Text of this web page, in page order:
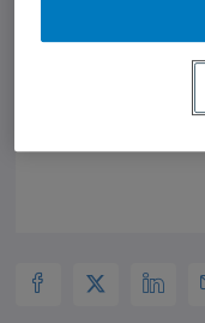
Pour en
veuillez